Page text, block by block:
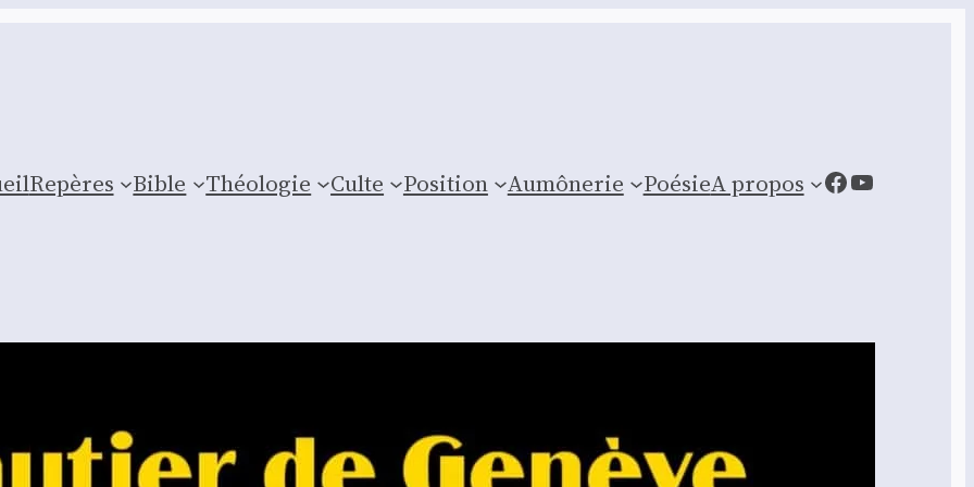
Repères Bible Théologie Culte Posi­tion Aumônerie PoésieA propos Facebook
YouTube